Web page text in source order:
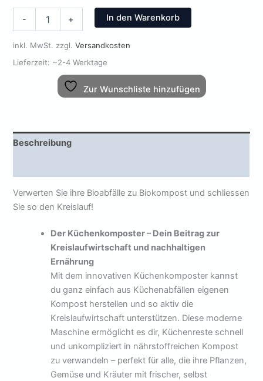
-
2,5l
Menge
+ In den Warenkorb
inkl. MwSt. zzgl.Versandkosten
Lieferzeit: ~2-4 Werktage
Zur Wunschliste hinzufügen
Beschreibung
Verwerten Sie ihre Bioabfälle zu Biokompost und schliessen
Sie so den Kreislauf!
Der Küchenkomposter – Dein Beitrag zur
Kreislaufwirtschaft und nachhaltigen
Ernährung
Mit dem innovativen Küchenkomposter kannst
du ganz einfach aus Küchenabfällen eigenen
Kompost herstellen und so aktiv die
Kreislaufwirtschaft unterstützen. Diese moderne
Maschine ermöglicht es dir, Küchenreste schnell
und unkompliziert in nährstoffreichen Kompost
zu verwandeln – perfekt für alle, die ihre Pflanzen,
Gemüse und Kräuter mit frischer, selbst